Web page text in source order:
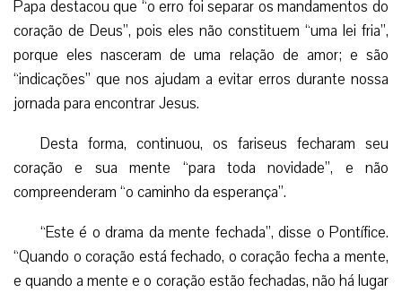
Papa destacou que “o erro foi separar os mandamentos do
coração de Deus”, pois eles não constituem “uma lei fria”,
porque eles nasceram de uma relação de amor; e são
“indicações” que nos ajudam a evitar erros durante nossa
jornada para encontrar Jesus.
Desta forma, continuou, os fariseus fecharam seu
coração e sua mente “para toda novidade”, e não
compreenderam “o caminho da esperança”.
“Este é o drama da mente fechada”, disse o Pontífice.
“Quando o coração está fechado, o coração fecha a mente,
e quando a mente e o coração estão fechadas, não há lugar